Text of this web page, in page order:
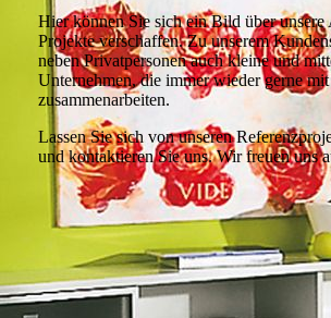
Hier können Sie sich ein Bild über unsere
Projekte verschaffen. Zu unserem
neben Privatpersonen auch kleine und
Unternehmen, die immer wieder gerne
zusammenarbeiten.
Lassen Sie sich von unseren
und kontaktieren Sie uns. Wir freuen uns